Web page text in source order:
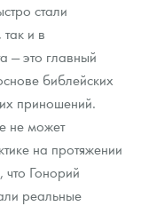
стали
и в
— это главный
библейских
приношений.
не может
на протяжении
что Гонорий
реальные